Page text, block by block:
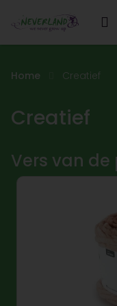
Home Creatief
Creatief
Vers van de